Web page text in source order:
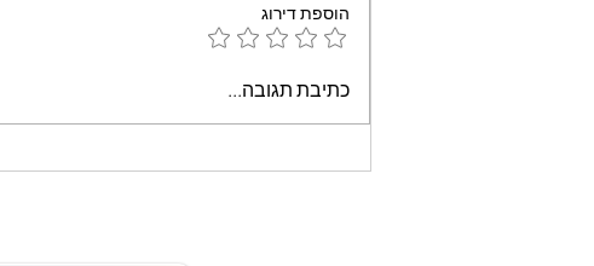
עוגת שוקולד קלה וממכרת
הוספת דירוג
כתיבת תגובה...